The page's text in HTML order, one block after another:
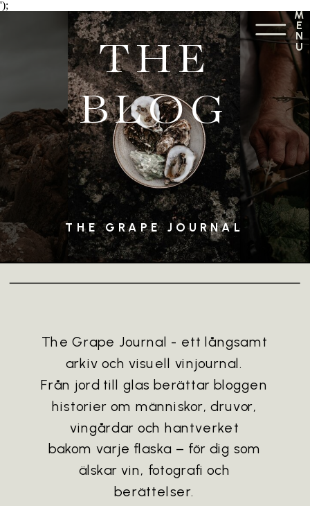
');
M
E
N
U
THE
BLOG
THE GRAPE JOURNAL
The Grape Journal - ett långsamt
arkiv och visuell vinjournal.
Från jord till glas berättar bloggen
historier om människor, druvor,
vingårdar och hantverket
bakom varje flaska – för dig som
älskar vin, fotografi och
berättelser.